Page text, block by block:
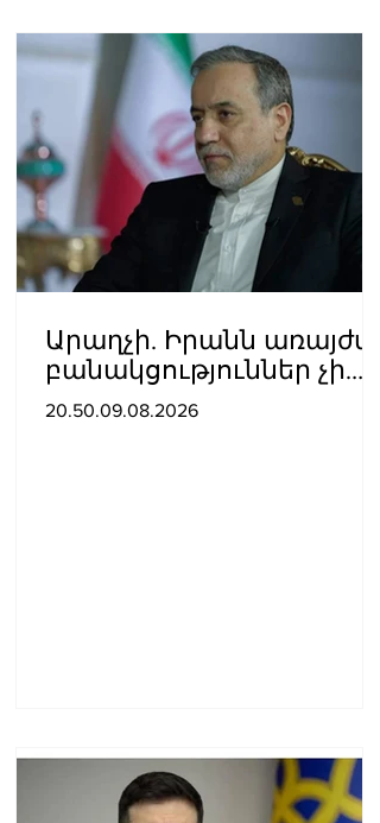
Արաղչի. Իրանն առայժմ
բանակցություններ չի
վարում ԱՄՆ-ի հետ,
20.50.09.08.2026